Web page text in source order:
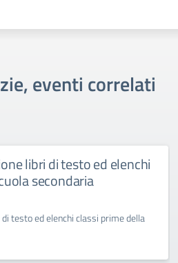
eventi correlati
libri di testo ed elenchi
secondaria
testo ed elenchi classi prime della